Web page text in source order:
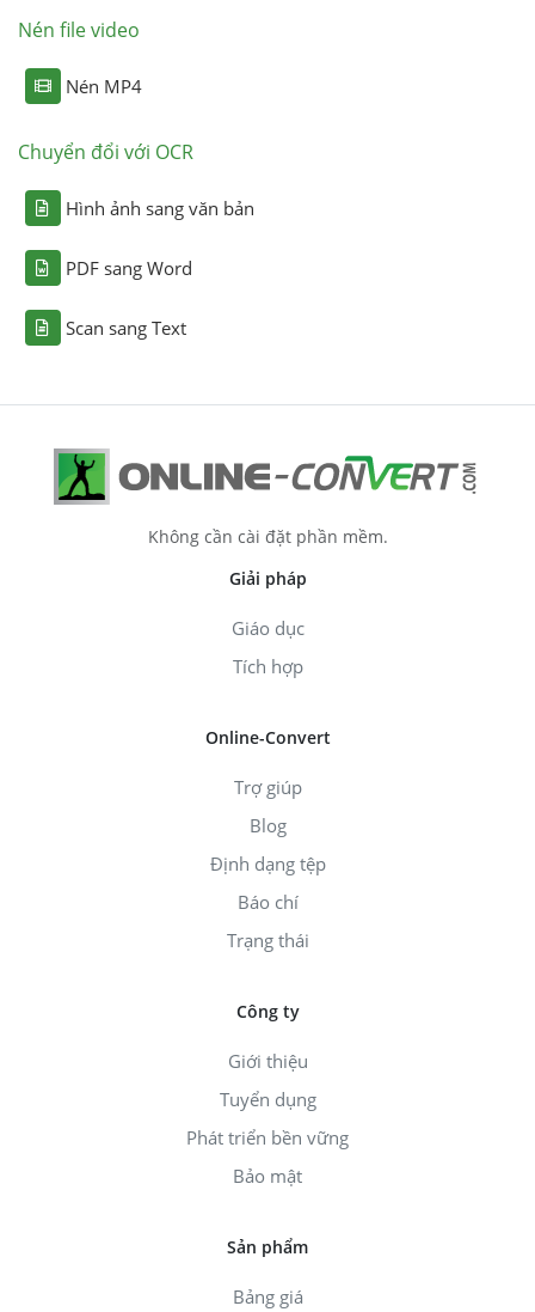
Nén file video
Nén MP4
Chuyển đổi với OCR
Hình ảnh sang văn bản
PDF sang Word
Scan sang Text
Không cần cài đặt phần mềm.
Giải pháp
Giáo dục
Tích hợp
Online-Convert
Trợ giúp
Blog
Định dạng tệp
Báo chí
Trạng thái
Công ty
Giới thiệu
Tuyển dụng
Phát triển bền vững
Bảo mật
Sản phẩm
Bảng giá